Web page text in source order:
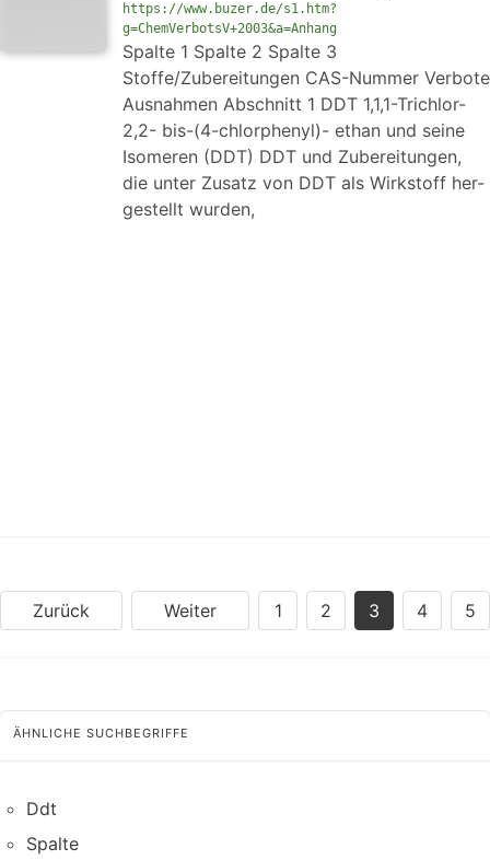
https://www.buzer.de/s1.htm?
g=ChemVerbotsV+2003&a=Anhang
Spalte 1 Spalte 2 Spalte 3
Stoffe/Zubereitungen CAS-Nummer Verbote
Ausnahmen Abschnitt 1 DDT 1,1,1-Trichlor-
2,2- bis-(4-chlorphenyl)- ethan und seine
Isomeren (DDT) DDT und Zubereitungen,
die unter Zusatz von DDT als Wirkstoff her-
gestellt wurden,
Zurück Weiter 1 2 3 4 5
ÄHNLICHE SUCHBEGRIFFE
Ddt
Spalte